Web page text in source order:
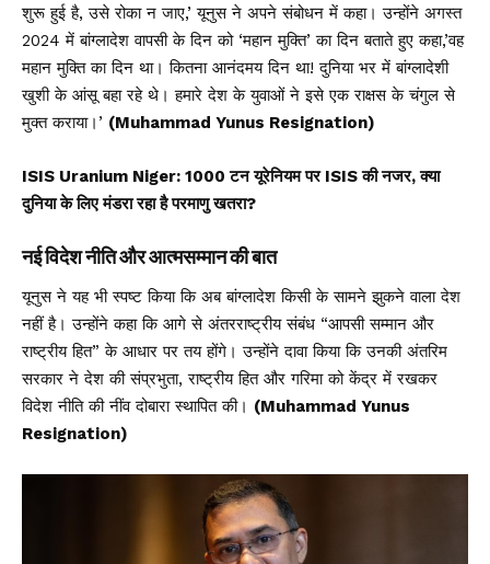
शुरू हुई है, उसे रोका न जाए,’ यूनुस ने अपने संबोधन में कहा। उन्होंने अगस्त
2024 में बांग्लादेश वापसी के दिन को ‘महान मुक्ति’ का दिन बताते हुए कहा,’वह
महान मुक्ति का दिन था। कितना आनंदमय दिन था! दुनिया भर में बांग्लादेशी
खुशी के आंसू बहा रहे थे। हमारे देश के युवाओं ने इसे एक राक्षस के चंगुल से
मुक्त कराया।’ (Muhammad Yunus Resignation)
ISIS Uranium Niger: 1000 टन यूरेनियम पर ISIS की नजर, क्या
दुनिया के लिए मंडरा रहा है परमाणु खतरा?
नई विदेश नीति और आत्मसम्मान की बात
यूनुस ने यह भी स्पष्ट किया कि अब बांग्लादेश किसी के सामने झुकने वाला देश
नहीं है। उन्होंने कहा कि आगे से अंतरराष्ट्रीय संबंध “आपसी सम्मान और
राष्ट्रीय हित” के आधार पर तय होंगे। उन्होंने दावा किया कि उनकी अंतरिम
सरकार ने देश की संप्रभुता, राष्ट्रीय हित और गरिमा को केंद्र में रखकर
विदेश नीति की नींव दोबारा स्थापित की। (Muhammad Yunus
Resignation)